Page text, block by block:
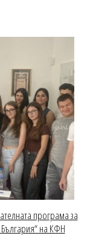
програма за
на КФН